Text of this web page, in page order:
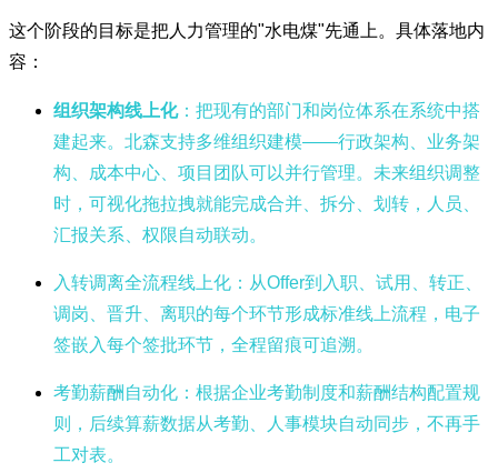
这个阶段的目标是把人力管理的"水电煤"先通上。具体落地内
容：
组织架构线上化：把现有的部门和岗位体系在系统中搭
建起来。北森支持多维组织建模——行政架构、业务架
构、成本中心、项目团队可以并行管理。未来组织调整
时，可视化拖拉拽就能完成合并、拆分、划转，人员、
汇报关系、权限自动联动。
入转调离全流程线上化 ：从Offer到入职、试用、转正、
调岗、晋升、离职的每个环节形成标准线上流程，电子
签嵌入每个签批环节，全程留痕可追溯。
考勤薪酬自动化 ：根据企业考勤制度和薪酬结构配置规
则，后续算薪数据从考勤、人事模块自动同步，不再手
工对表。